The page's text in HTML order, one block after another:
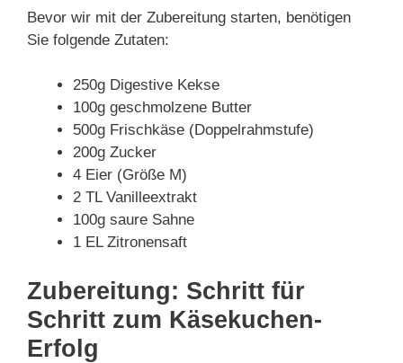
Bevor wir mit der Zubereitung starten, benötigen
Sie folgende Zutaten:
250g Digestive Kekse
100g geschmolzene Butter
500g Frischkäse (Doppelrahmstufe)
200g Zucker
4 Eier (Größe M)
2 TL Vanilleextrakt
100g saure Sahne
1 EL Zitronensaft
Zubereitung: Schritt für
Schritt zum Käsekuchen-
Erfolg